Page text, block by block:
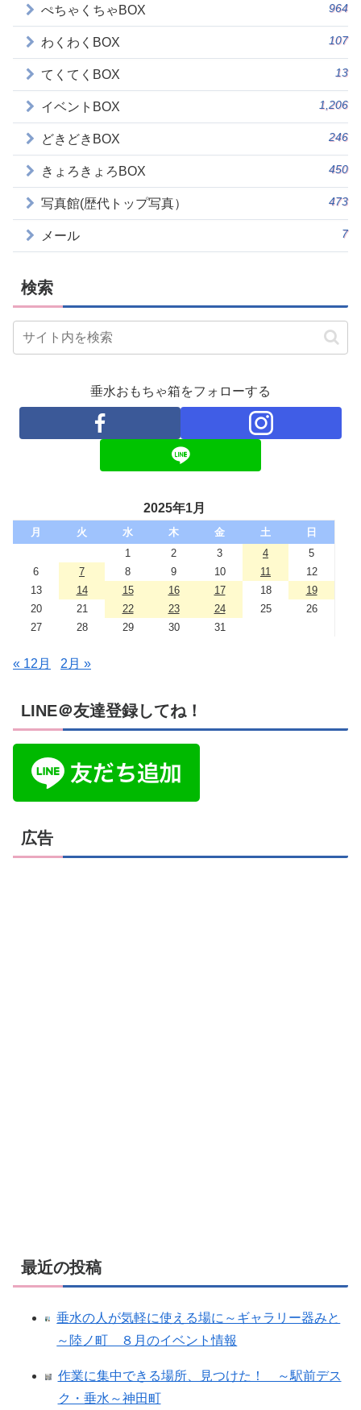
ぺちゃくちゃBOX 964
わくわくBOX 107
てくてくBOX 13
イベントBOX 1,206
どきどきBOX 246
きょろきょろBOX 450
写真館(歴代トップ写真） 473
メール 7
検索
垂水おもちゃ箱をフォローする
2025年1月
月 火 水 木 金 土
日
1
2 3 4
5
6
7 8 9 10 11
12
13
14 15 16 17 18
19
20
21 22 23 24 25
26
27
28 29 30 31
« 12月 2月 »
LINE＠友達登録してね！
広告
最近の投稿
垂水の人が気軽に使える場に～ギャラリー器みと
～陸ノ町 ８月のイベント情報
作業に集中できる場所、見つけた！ ～駅前デス
ク・垂水～神田町